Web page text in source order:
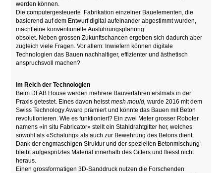
werden können.
Die computergesteuerte Fabrikation einzelner Bauelementen, die
basierend auf dem Entwurf digital aufeinander abgestimmt wurden,
macht eine konventionelle Ausführungsplanung
obsolet. Neben grossen Zukunftschancen ergeben sich dadurch aber
zugleich viele Fragen. Vor allem: Inwiefern können digitale
Technologien das Bauen nachhaltiger, effizienter und ästhetisch
anspruchsvoll machen?
Im Reich der Technologien
Beim DFAB House werden mehrere Bauverfahren erstmals in der
Praxis getestet. Eines davon heisstmesh mould,wurde 2016 mit dem
Swiss Technology Award prämiert und könnte das Bauen mit Beton
revolutionieren. Wie es funktioniert? Ein zwei Meter grosser Roboter
namens «in situ Fabricator» stellt ein Stahldrahtgitter her, welches
sowohl als «Schalung» als auch zur Bewehrung des Betons dient.
Dank der engmaschigen Struktur und der speziellen Betonmischung
bleibt aufgespritztes Material innerhalb des Gitters und fliesst nicht
heraus.
Einen grossformatigen 3D-Sanddruck nutzen die Forschenden